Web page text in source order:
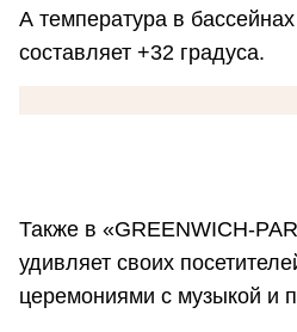
А температура в бассейнах
составляет +32 градуса.
Также в «GREENWICH-
удивляет своих
церемониями с музыкой и